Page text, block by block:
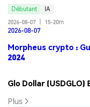
Débutant
IA
2026-08-07
15-20m
2026-08-07
Morpheus crypto :
2024
Glo Dollar (USDGLO)
Plus